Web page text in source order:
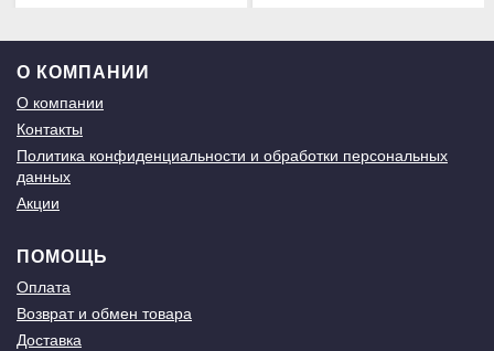
О КОМПАНИИ
О компании
Контакты
Политика конфиденциальности и обработки персональных
данных
Акции
ПОМОЩЬ
Оплата
Возврат и обмен товара
Доставка